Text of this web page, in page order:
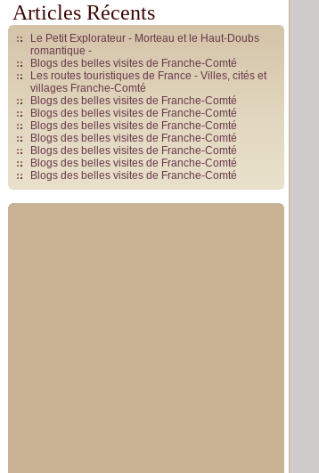
Articles Récents
Le Petit Explorateur - Morteau et le Haut-Doubs
romantique -
Blogs des belles visites de Franche-Comté
Les routes touristiques de France - Villes, cités et
villages Franche-Comté
Blogs des belles visites de Franche-Comté
Blogs des belles visites de Franche-Comté
Blogs des belles visites de Franche-Comté
Blogs des belles visites de Franche-Comté
Blogs des belles visites de Franche-Comté
Blogs des belles visites de Franche-Comté
Blogs des belles visites de Franche-Comté